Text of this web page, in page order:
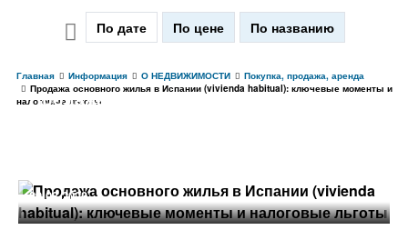
По дате По цене По названию
Главная Информация О НЕДВИЖИМОСТИ
Покупка, продажа, аренда
Продажа основного жилья в Испании (vivienda habitual): ключевые моменты и
налоговые льготы
Продажа основного жилья в Испании
29.03.2023